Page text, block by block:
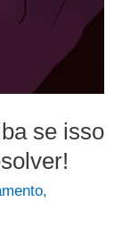
se isso
,